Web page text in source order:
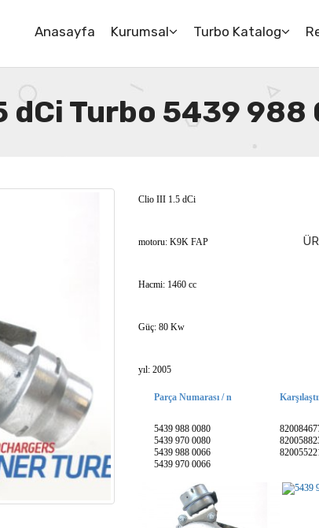
Anasayfa Kurumsal Turbo Katalog
dCi Turbo 5439
Clio III 1.5 dCi
motoru: K9K FAP
Hacmi: 1460
Güç: 80
yıl:
Parça Numarası / n
5439 988 0080
5439 970 0080
5439 988 0066
5439 970 0066